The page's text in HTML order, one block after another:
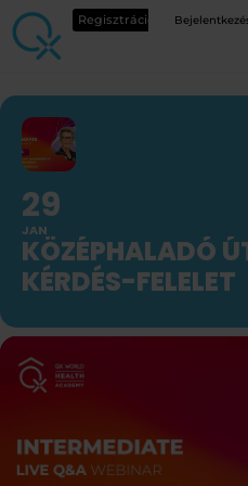
Regisztráció
29
JAN
KÖZÉPHALADÓ
KÉRDÉS-FELELET